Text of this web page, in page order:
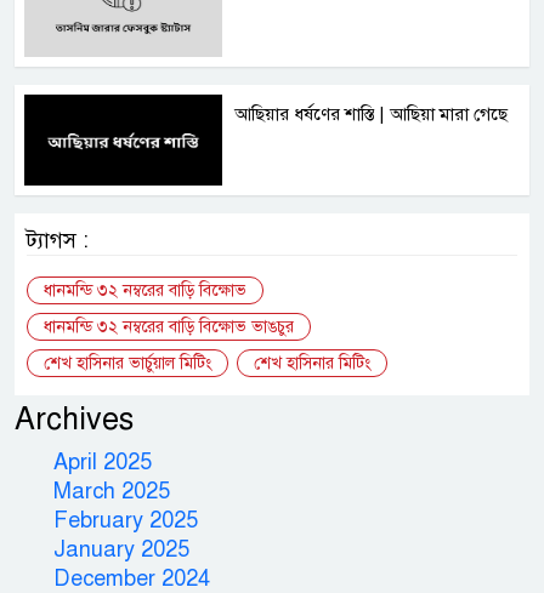
আছিয়ার ধর্ষণের শাস্তি | আছিয়া মারা গেছে
ট্যাগস :
ধানমন্ডি ৩২ নম্বরের বাড়ি বিক্ষোভ
ধানমন্ডি ৩২ নম্বরের বাড়ি বিক্ষোভ ভাঙচুর
শেখ হাসিনার ভার্চুয়াল মিটিং
শেখ হাসিনার মিটিং
Archives
April 2025
March 2025
February 2025
January 2025
December 2024